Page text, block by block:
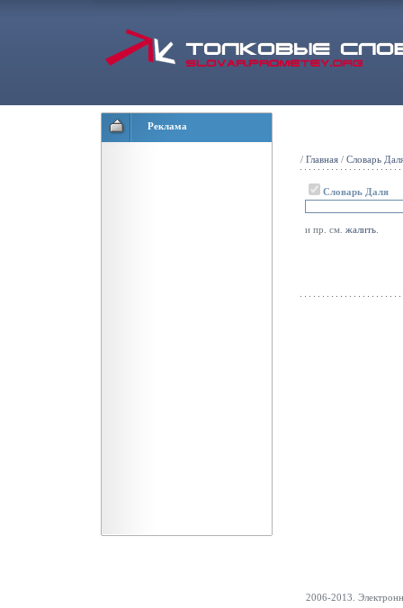
Реклама
/ Главная / Словарь
Словарь Даля
и пр. см. жалить
2006-2013.